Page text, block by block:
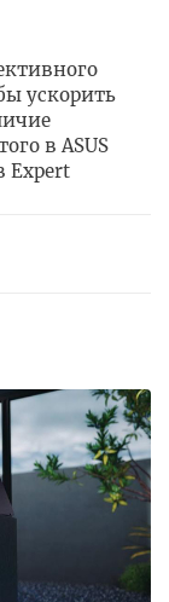
ускорить
в ASUS
Expert